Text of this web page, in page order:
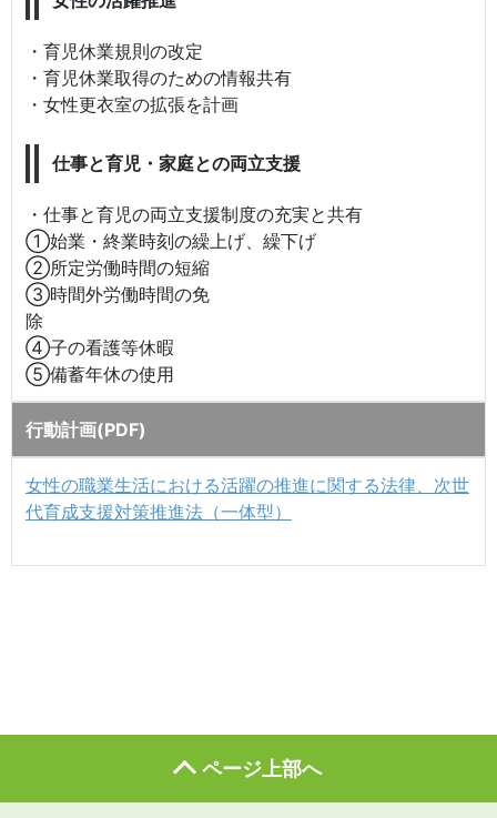
・育児休業規則の改定
・育児休業取得のための情報共有
・女性更衣室の拡張を計画
仕事と育児・家庭との両立支援
・仕事と育児の両立支援制度の充実と共有
①始業・終業時刻の繰上げ、繰下げ
②所定労働時間の短縮
③時間外労働時間の免
除
④子の看護等休暇
⑤備蓄年休の使用
行動計画(PDF)
女性の職業生活における活躍の推進に関する法律、次世
代育成支援対策推進法（一体型）
ページ上部へ